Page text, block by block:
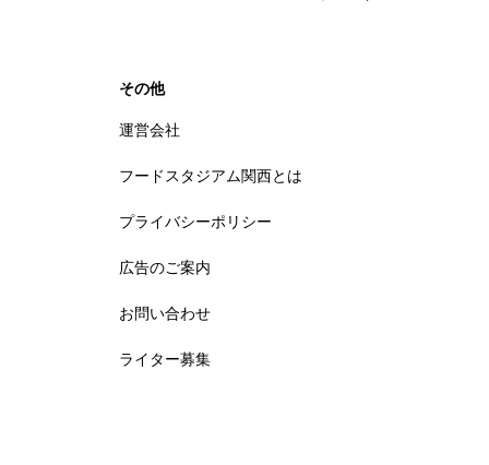
その他
運営会社
フードスタジアム関西とは
プライバシーポリシー
広告のご案内
お問い合わせ
ライター募集